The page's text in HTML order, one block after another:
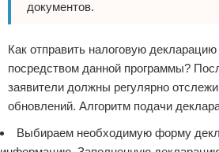
документов.
Как отправить налоговую декларацию
посредством данной программы?
заявители должны регулярно
обновлений. Алгоритм подачи
Выбираем необходимую форму